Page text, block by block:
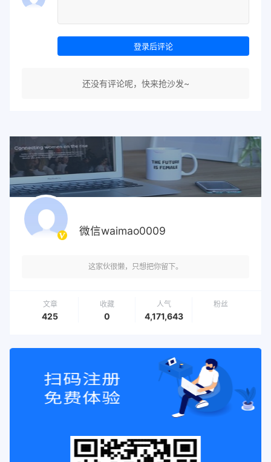
登录后评论
还没有评论呢，快来抢沙发~
微信waimao0009
这家伙很懒，只想把你留下。
文章
425
收藏
0
人气
4,171,643
粉丝